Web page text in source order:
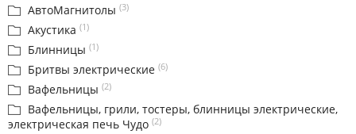
АвтоМагнитолы (3)
Акустика (1)
Блинницы (1)
Бритвы электрические (6)
Вафельницы (2)
Вафельницы, грили, тостеры, блинницы электрические,
электрическая печь Чудо (2)